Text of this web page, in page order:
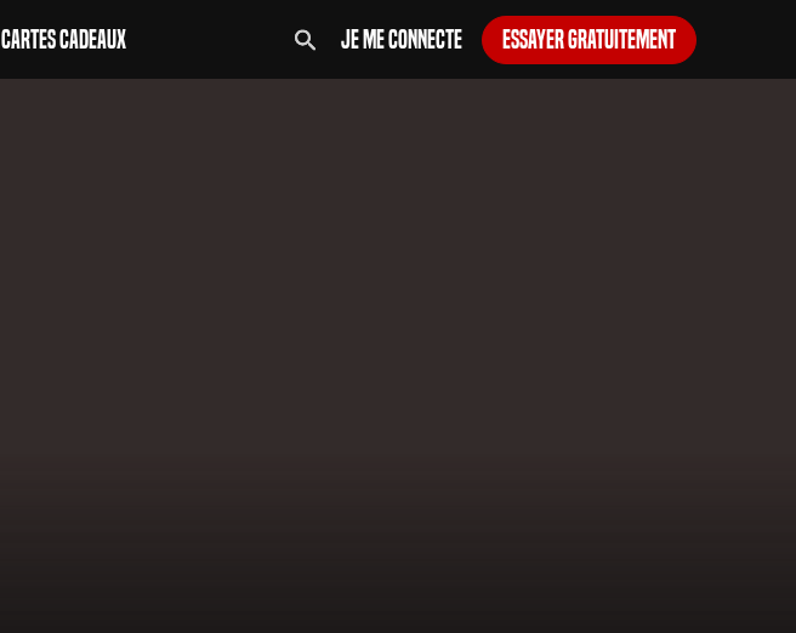
Cartes Cadeaux Je me connecte Essayer gratuitement